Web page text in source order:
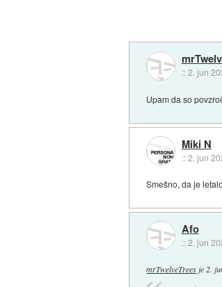
::2. jun
Upam da so
Miki N
::2. jun
Smešno, da je
Afo
::2. jun
mrTwelveTrees je 2.